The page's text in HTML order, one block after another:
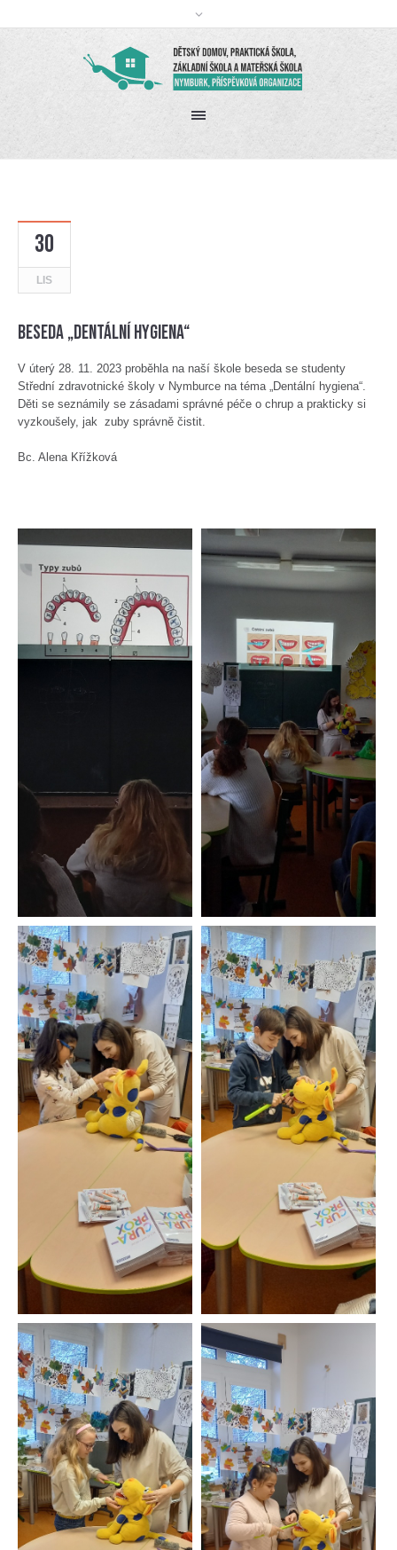
30
LIS
Beseda „Dentální hygiena“
V úterý 28. 11. 2023 proběhla na naší škole beseda se studenty
Střední zdravotnické školy v Nymburce na téma „Dentální hygiena“.
Děti se seznámily se zásadami správné péče o chrup a prakticky si
vyzkoušely, jak zuby správně čistit.
Bc. Alena Křížková